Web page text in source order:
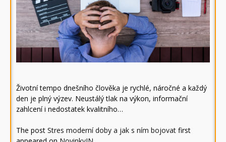
Životní tempo dnešního člověka je rychlé, náročné a každý
den je plný výzev. Neustálý tlak na výkon, informační
zahlcení i nedostatek kvalitního…
The post Stres moderní doby a jak s ním bojovat first